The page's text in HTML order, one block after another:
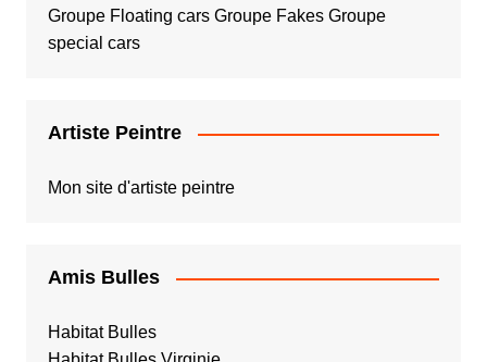
Groupe Floating cars Groupe Fakes Groupe
special cars
Artiste Peintre
Mon site d'artiste peintre
Amis Bulles
Habitat Bulles